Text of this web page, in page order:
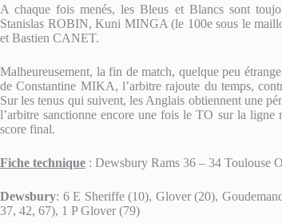
A chaque fois menés, les Bleus et Blancs sont
Stanislas ROBIN, Kuni MINGA (le 100e sous le
et Bastien CANET.
Malheureusement, la fin de match, quelque peu
de Constantine MIKA, l’arbitre rajoute du temps,
Sur les tenus qui suivent, les Anglais obtiennent une
l’arbitre sanctionne encore une fois le TO sur la
score final.
Fiche technique : Dewsbury Rams 36 – 34 Toulouse
Dewsbury: 6 E Sheriffe (10), Glover (20),
37, 42, 67), 1 P Glover (79)